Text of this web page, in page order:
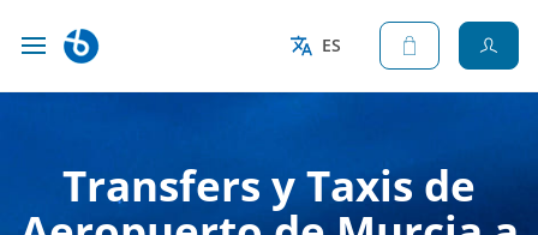
ES
Transfers y Taxis de